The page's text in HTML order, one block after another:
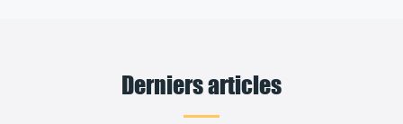
Derniers articles